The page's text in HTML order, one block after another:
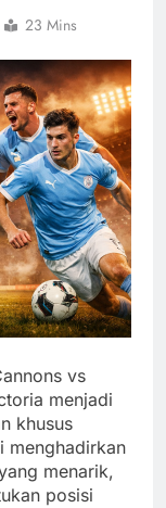
23 Mins
vs
menjadi
khusus
menghadirkan
menarik,
posisi